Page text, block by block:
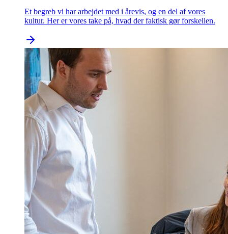
Et begreb vi har arbejdet med i årevis, og en del af vores
kultur. Her er vores take på, hvad der faktisk gør forskellen.